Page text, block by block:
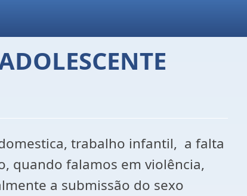
trabalho infantil, a falta
quando falamos em violência,
a submissão do sexo